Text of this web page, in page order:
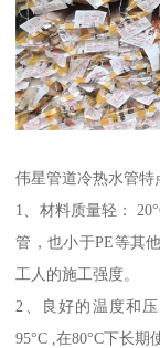
伟星管道冷热水管特
1、材料质量轻：
管，也小于PE等其
工人的施工强度。
2、良好的温度和
95°C ,在80°C下长